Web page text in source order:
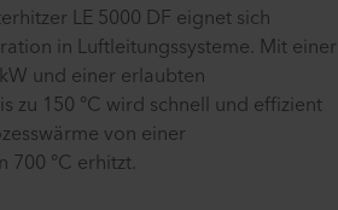
LE 5000 DF eignet sich
in Luftleitungssysteme. Mit einer
und einer erlaubten
zu 150 °C wird schnell und effizient
von einer
°C erhitzt.